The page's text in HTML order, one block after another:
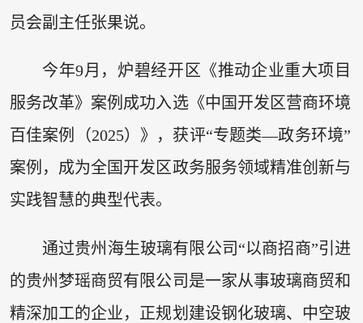
员会副主任张果说。
今年9月，炉碧经开区《推动企业重大项目
服务改革》案例成功入选《中国开发区营商环境
百佳案例（2025）》，获评“专题类—政务环境”
案例，成为全国开发区政务服务领域精准创新与
实践智慧的典型代表。
通过贵州海生玻璃有限公司“以商招商”引进
的贵州梦瑶商贸有限公司是一家从事玻璃商贸和
精深加工的企业，正规划建设钢化玻璃、中空玻